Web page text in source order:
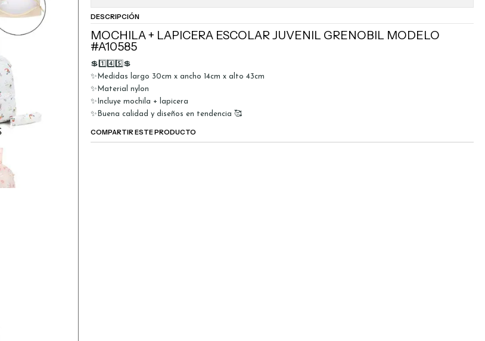
DESCRIPCIÓN
MOCHILA + LAPICERA ESCOLAR JUVENIL GRENOBIL MODELO
#A10585
💲1️⃣4️⃣5️⃣💲
✨Medidas largo 30cm x ancho 14cm x alto 43cm
✨Material nylon
✨Incluye mochila + lapicera
✨Buena calidad y diseños en tendencia 🥰
COMPARTIR ESTE PRODUCTO